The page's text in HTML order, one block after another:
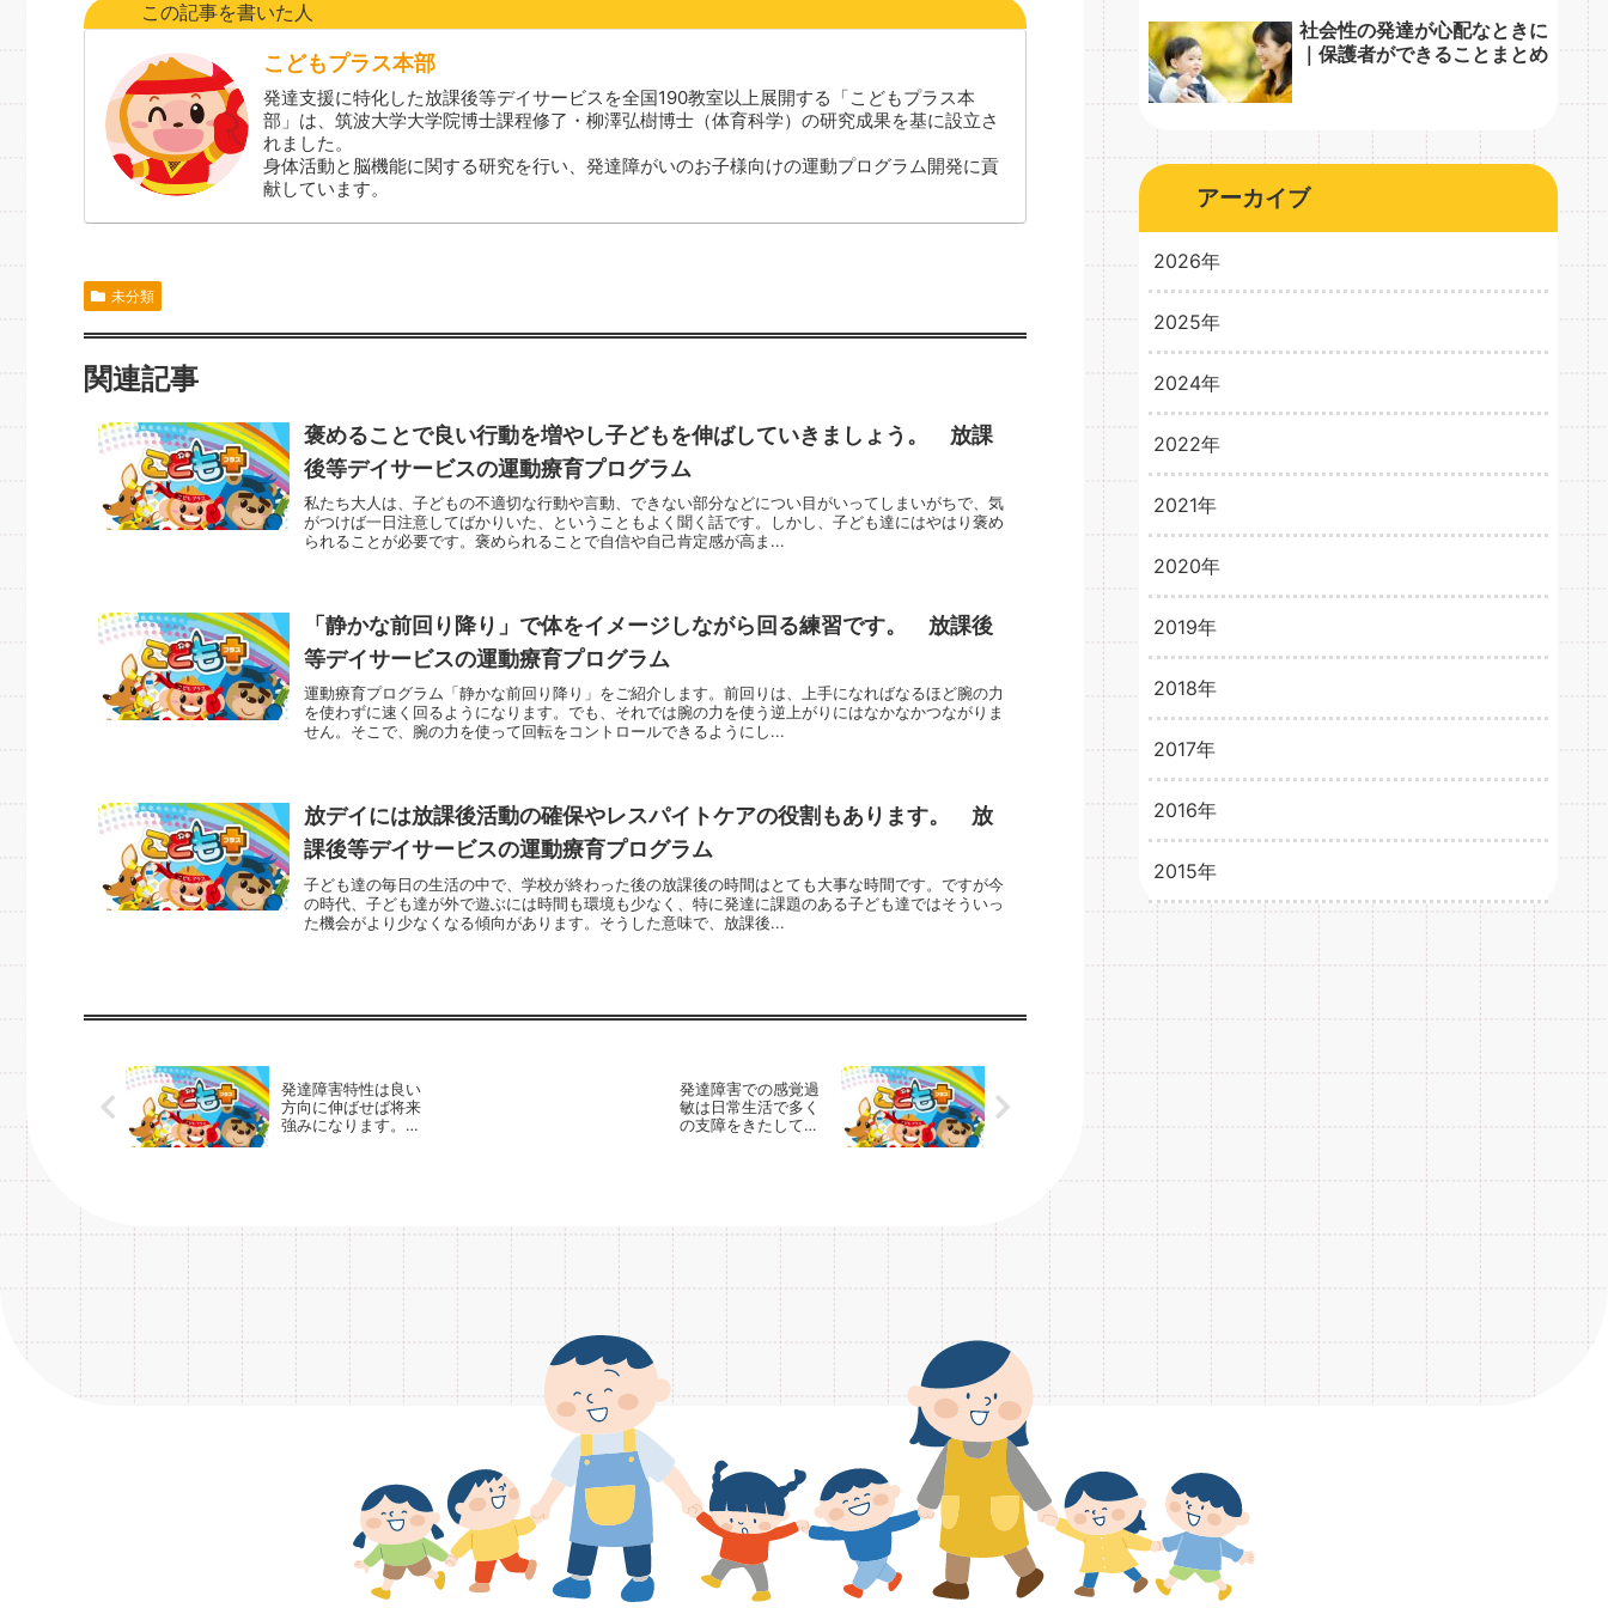
この記事を書いた人
こどもプラス本部
発達支援に特化した放課後等デイサービスを全国190教室以上展開する「こどもプラス本
部」は、筑波大学大学院博士課程修了・柳澤弘樹博士（体育科学）の研究成果を基に設立さ
れました。
身体活動と脳機能に関する研究を行い、発達障がいのお子様向けの運動プログラム開発に貢
献しています。
未分類
関連記事
褒めることで良い行動を増やし子どもを伸ばしていきましょう。 放課
後等デイサービスの運動療育プログラム
私たち大人は、子どもの不適切な行動や言動、できない部分などについ目がいってしまいがちで、気
がつけば一日注意してばかりいた、ということもよく聞く話です。しかし、子ども達にはやはり褒め
られることが必要です。褒められることで自信や自己肯定感が高ま...
「静かな前回り降り」で体をイメージしながら回る練習です。 放課後
等デイサービスの運動療育プログラム
運動療育プログラム「静かな前回り降り」をご紹介します。前回りは、上手になればなるほど腕の力
を使わずに速く回るようになります。でも、それでは腕の力を使う逆上がりにはなかなかつながりま
せん。そこで、腕の力を使って回転をコントロールできるようにし...
放デイには放課後活動の確保やレスパイトケアの役割もあります。 放
課後等デイサービスの運動療育プログラム
子ども達の毎日の生活の中で、学校が終わった後の放課後の時間はとても大事な時間です。ですが今
の時代、子ども達が外で遊ぶには時間も環境も少なく、特に発達に課題のある子ども達ではそういっ
た機会がより少なくなる傾向があります。そうした意味で、放課後...
発達障害特性は良い
方向に伸ばせば将来
強みになります。
発達障害での感覚過
敏は日常生活で多く
の支障をきたしてい
社会性の発達が心配なときに
｜保護者ができることまとめ
アーカイブ
2026年
2026年3月
2025年
2025年10月
2025年8月
2024年
2024年10月
2024年5月
2022年
2022年2月
2021年
2021年2月
2021年1月
2020年
2020年12月
2020年11月
2020年8月 4
2020年7月 3
2020年6月
2020年5月
2020年4月
2020年3月
2020年2月
2020年1月
2019年
2019年12月
2019年11月
2019年8月 5
2019年7月
2019年6月
2019年5月
2019年4月
2019年3月
2019年2月
2019年1月
2018年
2018年12月
2018年11月
2018年9月
2018年8月
2018年7月
2018年6月
2018年5月
2018年4月
2018年3月
2018年2月
2018年1月
2017年
2017年12月
2017年11月
2017年10月
2017年9月
2017年8月
2017年7月
2017年6月
2017年5月
2017年4月
2017年3月
2017年2月
2016年
2016年12月
2016年11月
2016年10月
2016年9月
2016年8月
2016年7月
2016年6月
2016年5月
2016年4月
2016年3月
2016年1月
2015年
2015年12月
2015年11月
2015年10月
2015年6月
2015年1月